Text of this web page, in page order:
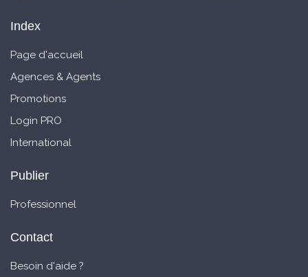
Index
Page d'accueil
Agences & Agents
Promotions
Login PRO
International
Publier
Professionnel
Contact
Besoin d'aide ?